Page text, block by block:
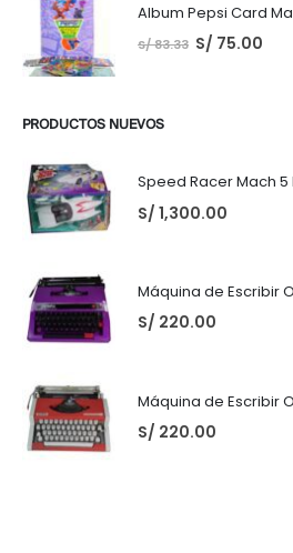
Album Pepsi Card
S/83.33 S/ 75.00
PRODUCTOS NUEVOS
S/ 1,300.00
Máquina de Escribir
S/ 220.00
Máquina de Escribir
S/ 220.00